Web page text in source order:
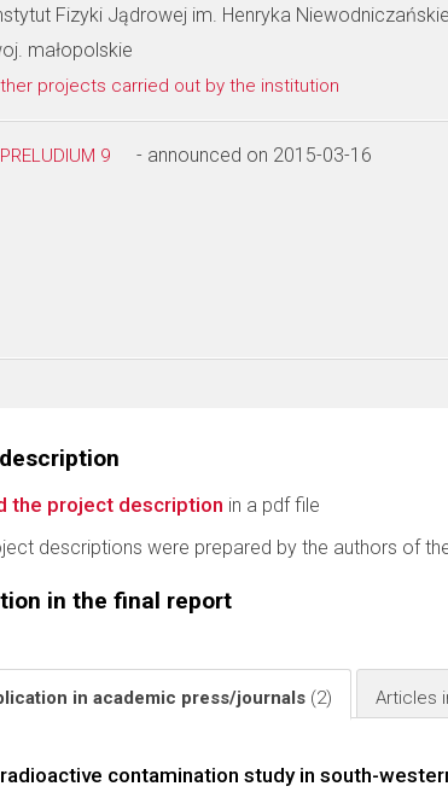
Fizyki Jądrowej im. Henryka
małopolskie
projects carried out by the institution
PRELUDIUM 9 - announced on 2015-03-16
the project description in a pdf file
descriptions were prepared by the authors of
in the final report
in academic press/journals (2) Articles
contamination study in south-